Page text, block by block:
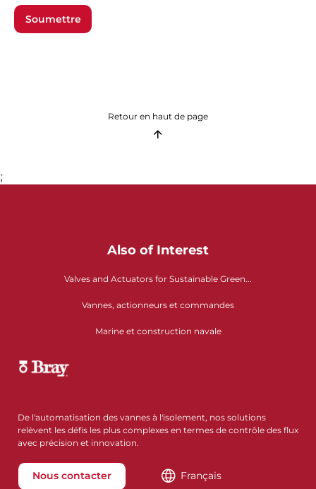
Soumettre
Retour en haut de page
;
Also of Interest
Valves and Actuators for Sustainable Green...
Vannes, actionneurs et commandes
Marine et construction navale
De l'automatisation des vannes à l'isolement, nos solutions
relèvent les défis les plus complexes en termes de contrôle des flux
avec précision et innovation.
Nous contacter Français